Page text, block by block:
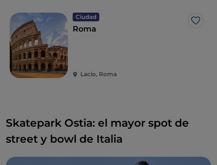
cursos y campamentos, un taller de diseño abierto a
la creatividad.
Acrobacias para todos, patinadores con o sin
movilidad reducida, que pueden experimentar la
emoción de los saltos gracias al alquiler de
de ruedas especiales, proporcionadas
Ciudad
Me
Roma
Lacio, Roma
Skatepark Ostia: el mayor spot de
street y bowl de Italia